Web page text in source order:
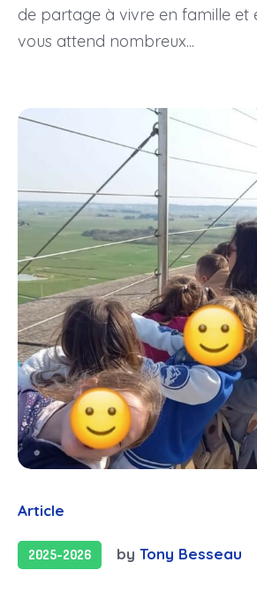
de partage à vivre en famille et
vous attend nombreux...
Article
2025-2026 by Tony Besseau